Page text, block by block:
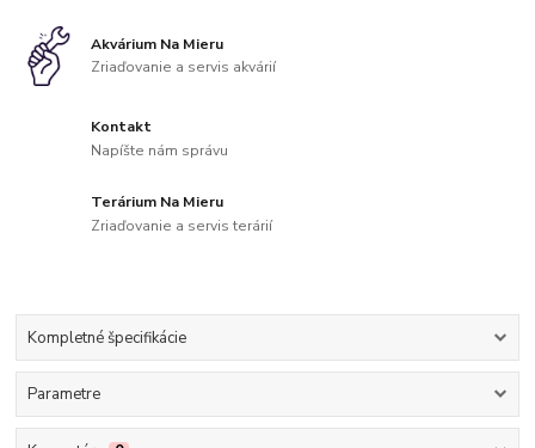
Akvárium Na Mieru
Zriaďovanie a servis akvárií
Kontakt
Napíšte nám správu
Terárium Na Mieru
Zriaďovanie a servis terárií
Kompletné špecifikácie
Parametre